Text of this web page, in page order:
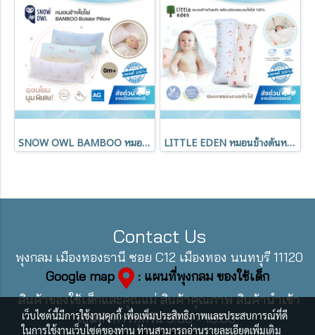
SNOW OWL BAMBOO หมอนข้างใยไผ่ (0+) LITTLE EDEN หมอนข้างดันหลัง พร้อมปลอกหมอนใยไผ่ 100% (0m+)
Contact Us
พุงกลม เมืองทองธานี ซอย C12 เมืองทอง นนทบุรี 11120
Google map
: แผนที่พุงกลม ของใช้เด็ก
สินค้าของใช้เด็กและคุณแม่ สินค้าคุณภาพ สินค้านำเข้า
เปิดทำการทุกวัน 9:00 - 18:00
เว็บไซต์นี้มีการใช้งานคุกกี้ เพื่อเพิ่มประสิทธิภาพและประสบการณ์ที่ดี
ในการใช้งานเว็บไซต์ของท่าน ท่านสามารถอ่านรายละเอียดเพิ่มเติม